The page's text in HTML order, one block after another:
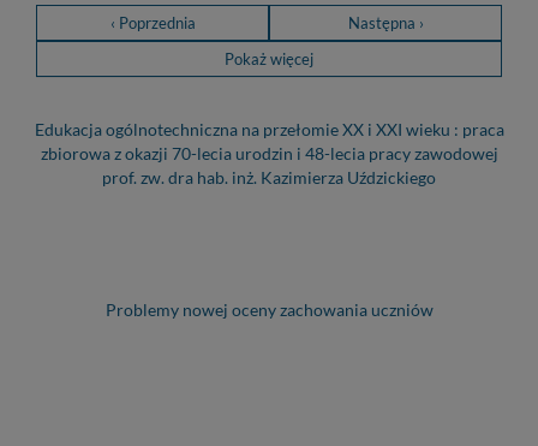
‹ Poprzednia
Następna ›
Pokaż więcej
Edukacja ogólnotechniczna na przełomie XX i XXI wieku : praca
zbiorowa z okazji 70-lecia urodzin i 48-lecia pracy zawodowej
prof. zw. dra hab. inż. Kazimierza Uździckiego
Problemy nowej oceny zachowania uczniów